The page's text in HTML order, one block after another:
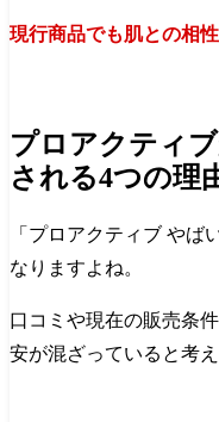
現行商品でも肌との相
プロアクティ
される4つの理
「プロアクティブ やば
なりますよね。
口コミや現在の販売条
安が混ざっていると考え